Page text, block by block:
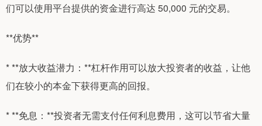
们可以使用平台提供的资金进行高达 50,000 元的交易。
**优势**
* **放大收益潜力：**杠杆作用可以放大投资者的收益，让他
们在较小的本金下获得更高的回报。
* **免息：**投资者无需支付任何利息费用，这可以节省大量